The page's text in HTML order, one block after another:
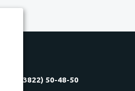
8 (3822) 50-48-50